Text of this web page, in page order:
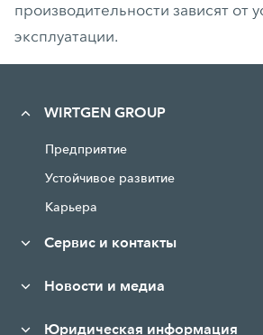
производительности зависят от
эксплуатации.
WIRTGEN GROUP
Предприятие
Устойчивое развитие
Карьера
Сервис и контакты
Новости и медиа
Юридическая информация